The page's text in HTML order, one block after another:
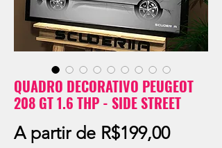
QUADRO DECORATIVO PEUGEOT
208 GT 1.6 THP - SIDE STREET
A partir de R$199,00Preço